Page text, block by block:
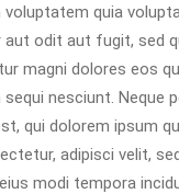
voluptatem quia
aut odit aut fugit, sed
magni dolores eos
nesciunt. Neque
qui dolorem ipsum
adipisci velit,
modi tempora